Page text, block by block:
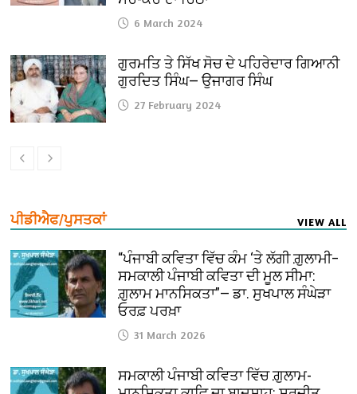
6 March 2024
ਗੁਰਮਤਿ ਤੇ ਸਿੱਖ ਸੋਚ ਦੇ ਪਹਿਰੇਦਾਰ ਗਿਆਨੀ
ਗੁਰਦਿਤ ਸਿੰਘ— ਉਜਾਗਰ ਸਿੰਘ
27 February 2024
ਪੀਡੀਐਫ/ਪੁਸਤਕਾਂ VIEW ALL
“ਪੰਜਾਬੀ ਕਵਿਤਾ ਵਿੱਚ ਕੰਮ ‘ਤੇ ਲੱਗੀ ਗ਼ੁਲਾਮੀ–
ਸਮਕਾਲੀ ਪੰਜਾਬੀ ਕਵਿਤਾ ਦੀ ਮੂਲ ਸੀਮਾ:
ਗ਼ੁਲਾਮ ਮਾਨਸਿਕਤਾ”— ਡਾ. ਸੁਖਪਾਲ ਸੰਘੇੜਾ
ਓਰਫ਼ ਪਰਖ਼ਾ
31 March 2026
ਸਮਕਾਲੀ ਪੰਜਾਬੀ ਕਵਿਤਾ ਵਿੱਚ ਗ਼ੁਲਾਮ-